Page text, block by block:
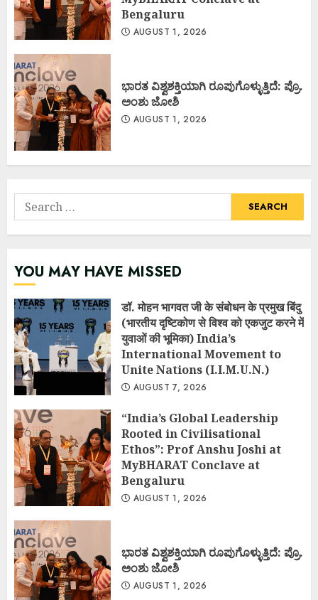
Bengaluru
AUGUST 1, 2026
ಭಾರತ ವಿಶ್ವಶಕ್ತಿಯಾಗಿ ರೂಪುಗೊಳ್ಳುತ್ತಿದೆ: ಪ್ರೊ.
ಅಂಶು ಜೋಶಿ
AUGUST 1, 2026
Search
for:
YOU MAY HAVE MISSED
डॉ. मोहन भागवत जी के संबोधन के प्रमुख बिंदु
(भारतीय दृष्टिकोण से विश्व को एकजुट करने में
युवाओं की भूमिका) India’s
International Movement to
Unite Nations (I.I.M.U.N.)
AUGUST 7, 2026
“India’s Global Leadership
Rooted in Civilisational
Ethos”: Prof Anshu Joshi at
MyBHARAT Conclave at
Bengaluru
AUGUST 1, 2026
ಭಾರತ ವಿಶ್ವಶಕ್ತಿಯಾಗಿ ರೂಪುಗೊಳ್ಳುತ್ತಿದೆ: ಪ್ರೊ.
ಅಂಶು ಜೋಶಿ
AUGUST 1, 2026